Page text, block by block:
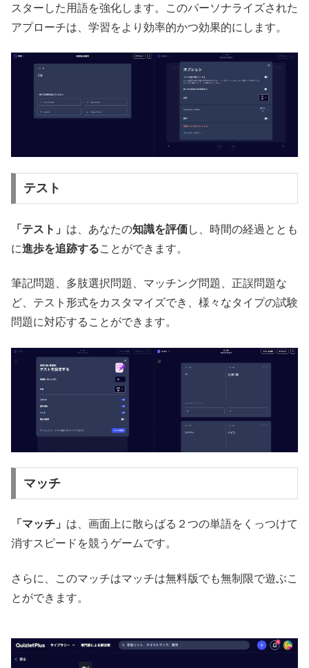
スターした用語を強化します。このパーソナライズされた
アプローチは、学習をより効率的かつ効果的にします。
テスト
「テスト」 は、あなたの知識を評価し、時間の経過ととも
に進歩を追跡することができます。
筆記問題、多肢選択問題、マッチング問題、正誤問題な
ど、テスト形式をカスタマイズでき、様々なタイプの試験
問題に対応することができます。
マッチ
「マッチ」 は、画面上に散らばる２つの単語をくっつけて
消すスピードを競うゲームです。
さらに、このマッチはマッチは無料版でも無制限で遊ぶこ
とができます。